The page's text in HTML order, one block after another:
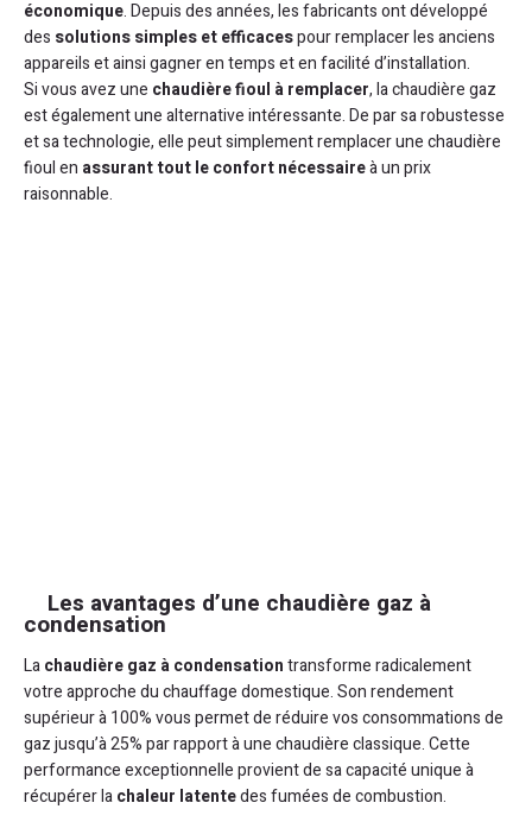
économique. Depuis des années, les fabricants ont développé
des solutions simples et efficacespour remplacer les anciens
appareils et ainsi gagner en temps et en facilité d’installation.
Si vous avez une chaudière fioul à remplacer, la chaudière gaz
est également une alternative intéressante. De par sa robustesse
et sa technologie, elle peut simplement remplacer une chaudière
fioul en assurant tout le confort nécessaireà un prix
raisonnable.
Les avantages d’une chaudière gaz à
condensation
Lachaudière gaz à condensationtransforme radicalement
votre approche du chauffage domestique. Son rendement
supérieur à 100% vous permet de réduire vos consommations de
gaz jusqu’à 25% par rapport à une chaudière classique. Cette
performance exceptionnelle provient de sa capacité unique à
récupérer lachaleur latentedes fumées de combustion.